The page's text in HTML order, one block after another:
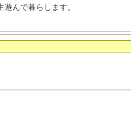
んで暮らします。